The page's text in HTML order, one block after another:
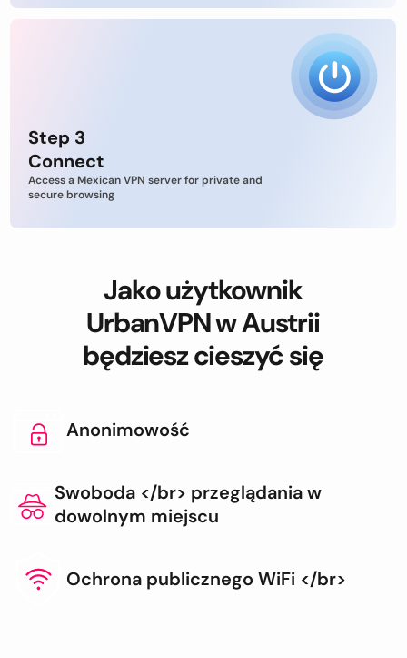
Step 3
Connect
Access a Mexican VPN server for private and
secure browsing
Jako użytkownik
UrbanVPN w Austrii
będziesz cieszyć się
Anonimowość
Swoboda </br> przeglądania w
dowolnym miejscu
Ochrona publicznego WiFi </br>